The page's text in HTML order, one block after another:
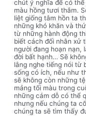
chút ý nghĩa để có
màu hồng tươi thắm.
liệt giống tâm hồn ta
những khó khăn và
từ những hành động
biết cách đối nhân xử
người đang hoạn nạn,
đời bất hạnh… Sẽ
lắng nghe tiếng nói từ
sống có ích, nếu như
sẽ không còn những
mảng tối màu trong
những cám dỗ có thể
nhưng nếu chúng ta
chúng ta sẽ tìm thấy